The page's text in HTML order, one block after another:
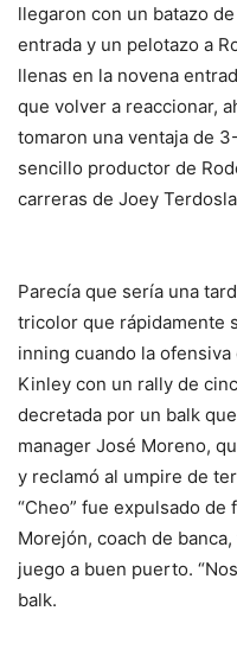
llegaron con un batazo
entrada y un pelotazo a
llenas en la novena
que volver a reaccionar,
tomaron una ventaja de
sencillo productor de
carreras de Joey
Parecía que sería una
tricolor que rápidamente
inning cuando la
Kinley con un rally de
decretada por un balk
manager José Moreno,
y reclamó al umpire de
“Cheo” fue expulsado de
Morejón, coach de
juego a buen puerto.
balk.